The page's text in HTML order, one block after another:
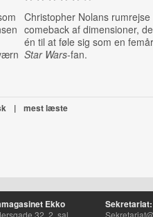
Christopher Nolans
comeback af dimensioner,
én til at føle sig som en
Star Wars-fan.
| mest læste
Ekko
32, 2. sal
Sekretariat: